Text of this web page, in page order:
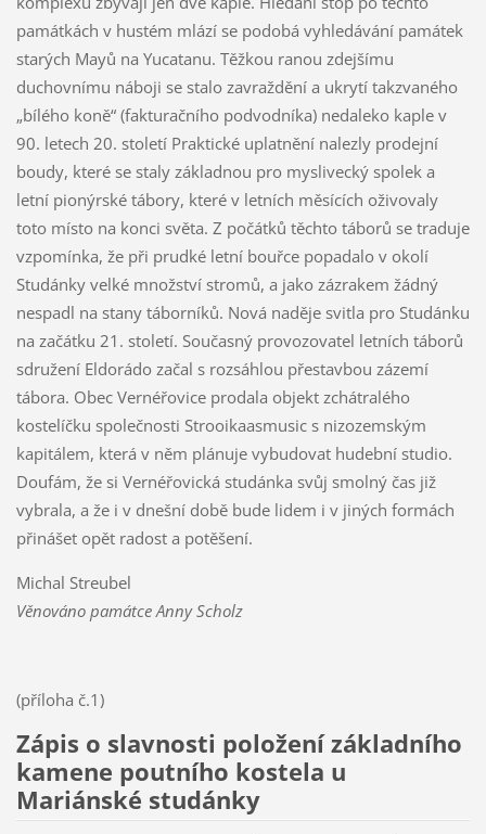
památkách v hustém mlází se podobá vyhledávání památek
starých Mayů na Yucatanu. Těžkou ranou zdejšímu
duchovnímu náboji se stalo zavraždění a ukrytí takzvaného
„bílého koně“ (fakturačního podvodníka) nedaleko kaple v
90. letech 20. století Praktické uplatnění nalezly prodejní
boudy, které se staly základnou pro myslivecký spolek a
letní pionýrské tábory, které v letních měsících oživovaly
toto místo na konci světa. Z počátků těchto táborů se traduje
vzpomínka, že při prudké letní bouřce popadalo v okolí
Studánky velké množství stromů, a jako zázrakem žádný
nespadl na stany táborníků. Nová naděje svitla pro Studánku
na začátku 21. století. Současný provozovatel letních táborů
sdružení Eldorádo začal s rozsáhlou přestavbou zázemí
tábora. Obec Vernéřovice prodala objekt zchátralého
kostelíčku společnosti Strooikaasmusic s nizozemským
kapitálem, která v něm plánuje vybudovat hudební studio.
Doufám, že si Vernéřovická studánka svůj smolný čas již
vybrala, a že i v dnešní době bude lidem i v jiných formách
přinášet opět radost a potěšení.
Michal Streubel
Věnováno památce Anny Scholz
(příloha č.1)
Zápis o slavnosti položení základního
kamene poutního kostela u
Mariánské studánky